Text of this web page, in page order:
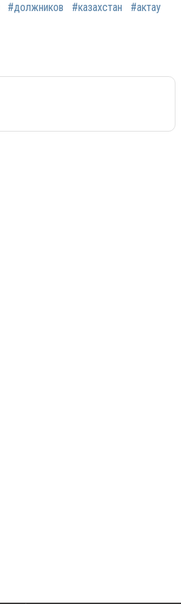
#должников #казахстан #актау